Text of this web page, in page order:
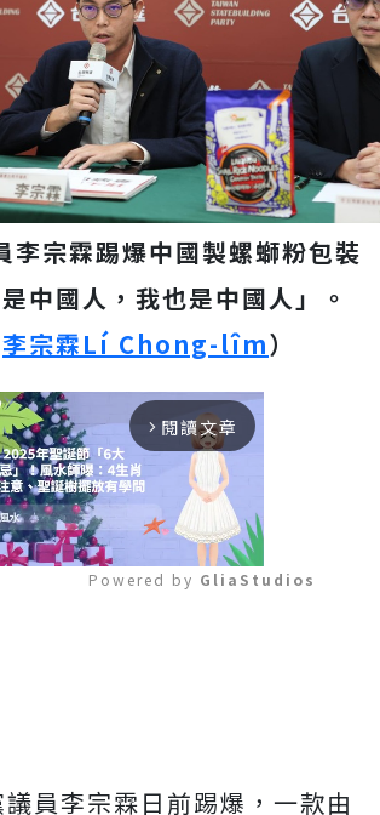
宗霖踢爆中國製螺螄粉包裝
中國人，我也是中國人」。
李宗霖Lí Chong-lîm）
arrow_forward_ios 閱讀文章
Powered by GliaStudios
員李宗霖日前踢爆，一款由